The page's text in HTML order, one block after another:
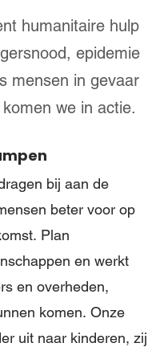
humanitaire hulp
epidemie
mensen in gevaar
we in actie.
bij aan de
beter voor op
Plan
en werkt
en overheden,
komen. Onze
uit naar kinderen, zij